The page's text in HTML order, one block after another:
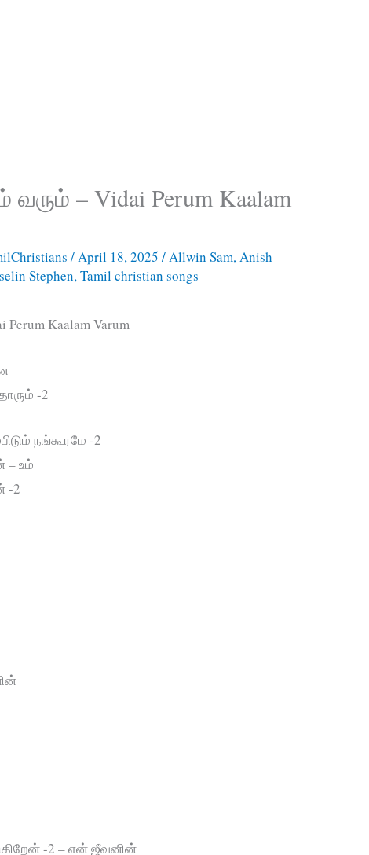
– Vidai Perum Kaalam
/April 18, 2025/Allwin Sam,Anish
Stephen,Tamil christian songs
Kaalam Varum
-2
நங்கூரமே -2
– உம்
-2
-2 – என் ஜீவனின்